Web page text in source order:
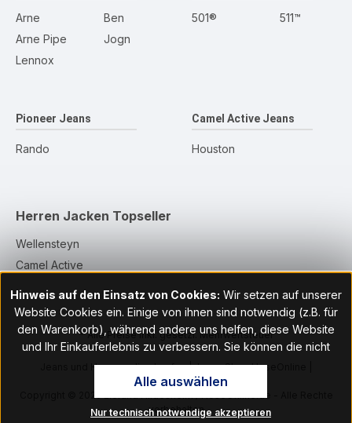
Arne
Arne Pipe
Lennox
Ben
Jogn
501® 511™
Pioneer Jeans
Rando
Camel Active Jeans
Houston
Herren Jacken Topseller
Wellensteyn
Camel Active
* Alle Preise inkl. gesetzl. Mehrwertsteuer
Jeans und Hosen online kaufen | Jeans Shop HoseOnline |
HoseOnline.de
Copyright © 2026 Eierund Hildesheim / HoseOnline.de - Alle Rechte
vorbehalten
Hinweis auf den Einsatz von Cookies: Wir setzen auf unserer
Website Cookies ein. Einige von ihnen sind notwendig (z.B. für
den Warenkorb), während andere uns helfen, diese Website
und Ihr Einkauferlebnis zu verbessern. Sie können die nicht
notwendigen Cookies mit Klick auf „OK“ akzeptieren oder per
Klick auf "Nur technisch notwendige akzeptieren" ablehnen. Den
Zugang zu den Cookie-Einstellungen finden Sie im Fußbereich
unserer Website im Menüpunkt „Informationen“. Dort können Sie
Nur technisch notwendige akzeptieren
Alle auswählen